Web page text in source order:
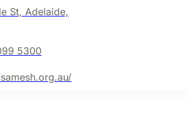
St, Adelaide,
5300